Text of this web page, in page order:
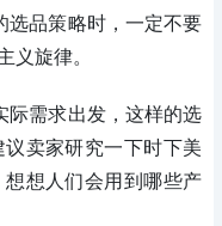
选品策略时，一定不要
义旋律。
际需求出发，这样的选
卖家研究一下时下美
想人们会用到哪些产